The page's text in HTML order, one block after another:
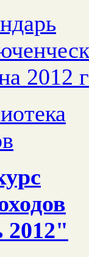
2012 г